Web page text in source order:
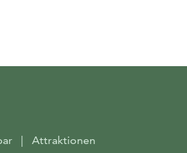
| Attraktionen